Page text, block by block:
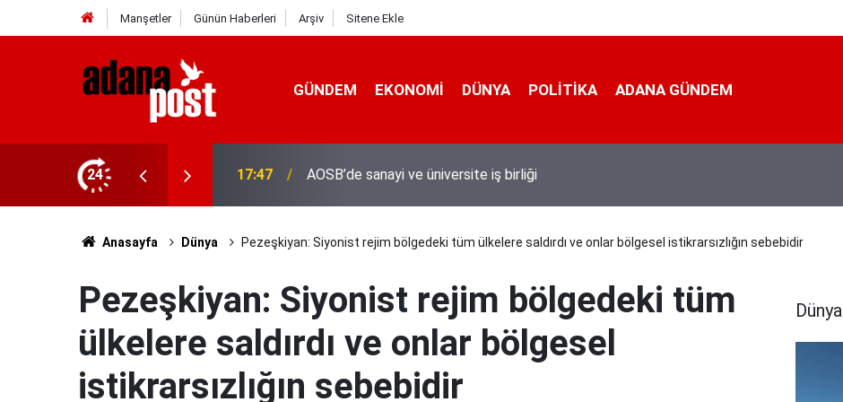
Manşetler Günün Haberleri Arşiv Sitene Ekle
GÜNDEM EKONOMI DÜNYA POLİTİKA ADANA GÜNDEM
24 17:41 Adana'da servis taşımacıları yeni plaka ihalesine tepki gösterdi
Anasayfa Dünya Pezeşkiyan: Siyonist rejim bölgedeki tüm ülkelere saldırdı ve onlar bölgesel istikrarsızlığın sebebidir
Pezeşkiyan: Siyonist rejim bölgedeki tüm
ülkelere saldırdı ve onlar bölgesel
istikrarsızlığın sebebidir
Dünya